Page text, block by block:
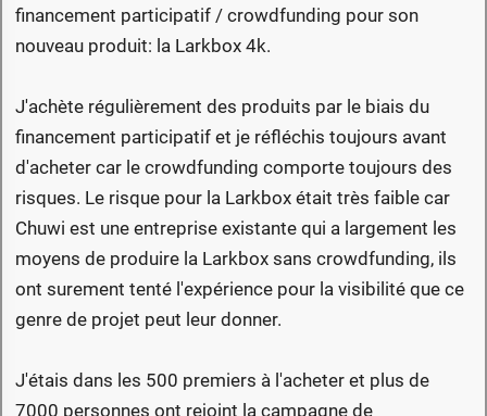
financement participatif / crowdfunding pour son
nouveau produit: la Larkbox 4k.
J'achète régulièrement des produits par le biais du
financement participatif et je réfléchis toujours avant
d'acheter car le crowdfunding comporte toujours des
risques. Le risque pour la Larkbox était très faible car
Chuwi est une entreprise existante qui a largement les
moyens de produire la Larkbox sans crowdfunding, ils
ont surement tenté l'expérience pour la visibilité que ce
genre de projet peut leur donner.
J'étais dans les 500 premiers à l'acheter et plus de
7000 personnes ont rejoint la campagne de